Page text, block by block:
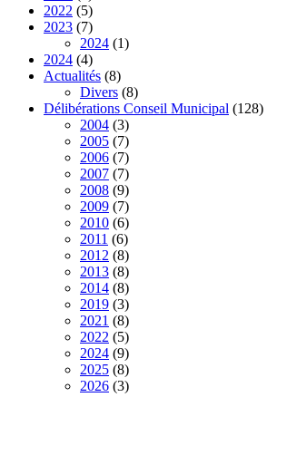
2022 (5)
2023 (7)
2024 (1)
2024 (4)
Actualités (8)
Divers (8)
Délibérations Conseil Municipal (128)
2004 (3)
2005 (7)
2006 (7)
2007 (7)
2008 (9)
2009 (7)
2010 (6)
2011 (6)
2012 (8)
2013 (8)
2014 (8)
2019 (3)
2021 (8)
2022 (5)
2024 (9)
2025 (8)
2026 (3)